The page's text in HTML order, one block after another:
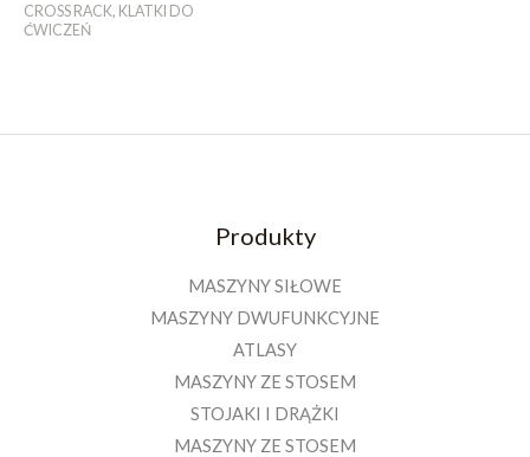
CROSS RACK, KLATKI DO
ĆWICZEŃ
Produkty
MASZYNY SIŁOWE
MASZYNY DWUFUNKCYJNE
ATLASY
MASZYNY ZE STOSEM
STOJAKI I DRĄŻKI
MASZYNY ZE STOSEM